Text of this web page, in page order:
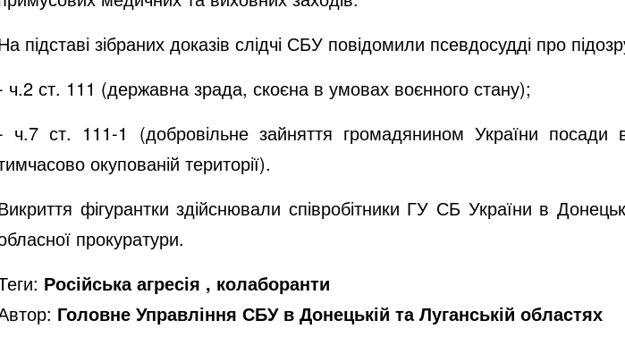
підставі зібраних доказів слідчі СБУ повідомили псевдосудді про
ч.2 ст. 111 (державна зрада, скоєна в умовах воєнного стану);
ч.7 ст. 111-1 (добровільне зайняття громадянином України
окупованій території).
фігурантки здійснювали співробітники ГУ СБ України в
прокуратури.
Російська агресія , колаборанти
Головне Управління СБУ в Донецькій та Луганській областях